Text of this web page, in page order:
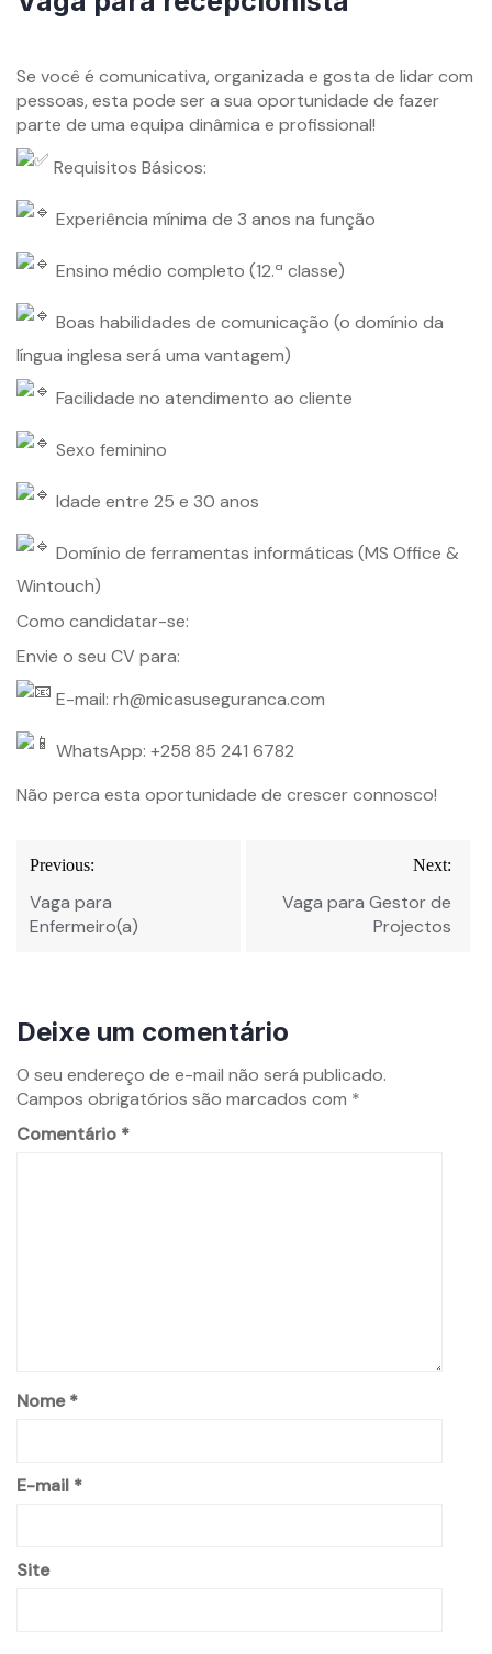
Se você é comunicativa, organizada e gosta de lidar com
pessoas, esta pode ser a sua oportunidade de fazer
parte de uma equipa dinâmica e profissional!
Requisitos Básicos:
Experiência mínima de 3 anos na função
Ensino médio completo (12.ª classe)
Boas habilidades de comunicação (o domínio da
língua inglesa será uma vantagem)
Facilidade no atendimento ao cliente
Sexo feminino
Idade entre 25 e 30 anos
Domínio de ferramentas informáticas (MS Office &
Wintouch)
Como candidatar-se:
Envie o seu CV para:
E-mail: rh@micasuseguranca.com
WhatsApp: +258 85 241 6782
Não perca esta oportunidade de crescer connosco!
Navegação
de
Post
Previous:
Vaga para
Enfermeiro(a)
Next:
Vaga para Gestor de
Projectos
Deixe um comentário
O seu endereço de e-mail não será publicado.
Campos obrigatórios são marcados com *
Comentário *
Nome*
E-mail *
Site